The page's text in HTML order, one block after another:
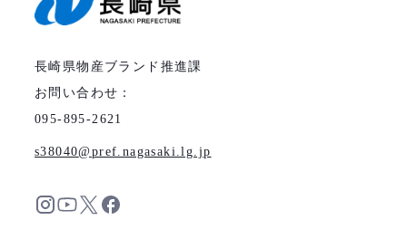
長崎県物産ブランド推進課
お問い合わせ：
095-895-2621
s38040 pref.nagasaki.lg.jp